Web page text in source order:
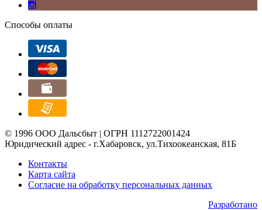
Способы оплаты
© 1996 ООО Дальсбыт | ОГРН 1112722001424
Юридический адрес - г.Хабаровск, ул.Тихоокеанская, 81Б
Контакты
Карта сайта
Согласие на обработку персональных данных
Разработано